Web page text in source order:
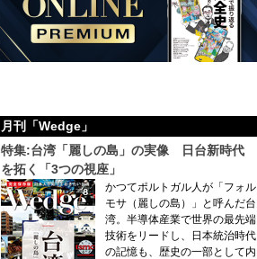
月刊「Wedge」
特集:台湾「麗しの島」の実像 日台新時代
を拓く「3つの視座」
かつてポルトガル人が「フォル
モサ（麗しの島）」と呼んだ台
湾。半導体産業で世界の最先端
技術をリードし、日本統治時代
の記憶も、歴史の一部として内